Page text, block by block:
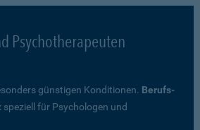
Psychotherapeuten
günstigen Konditionen. Berufs-
speziell für Psychologen und